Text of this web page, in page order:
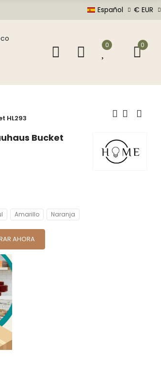
Español € EUR
0 0
HL293
Bucket
Amarillo Naranja
AHORA